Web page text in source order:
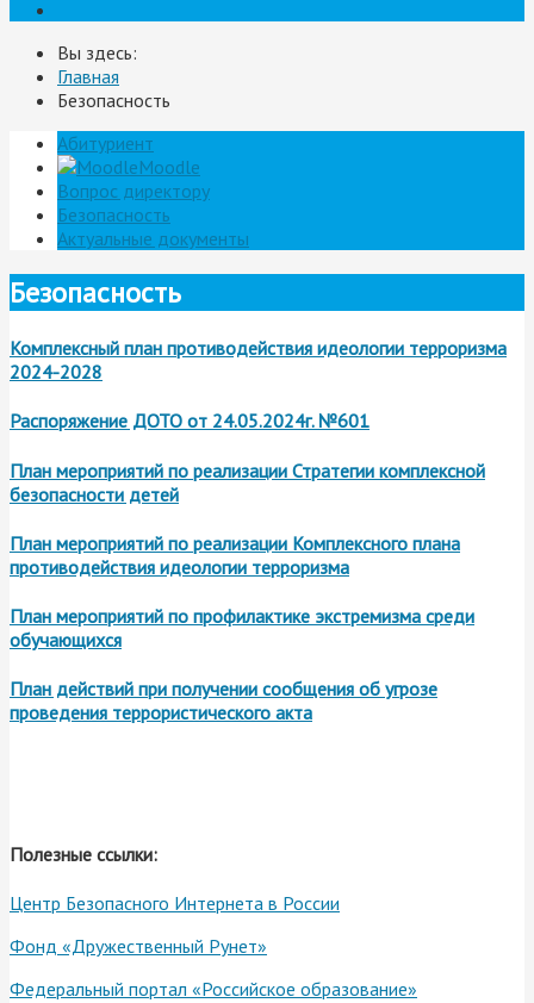
Вы здесь:
Главная
Безопасность
Абитуриент
Moodle
Вопрос директору
Безопасность
Актуальные документы
Безопасность
Комплексный план противодействия идеологии терроризма
2024-2028
Распоряжение ДОТО от 24.05.2024г. №601
План мероприятий по реализации Стратегии комплексной
безопасности детей
План мероприятий по реализации Комплексного плана
противодействия идеологии терроризма
План мероприятий по профилактике экстремизма среди
обучающихся
План действий при получении сообщения об угрозе
проведения террористического акта
Полезные ссылки:
Центр Безопасного Интернета в России
Фонд «Дружественный Рунет»
Федеральный портал «Российское образование»